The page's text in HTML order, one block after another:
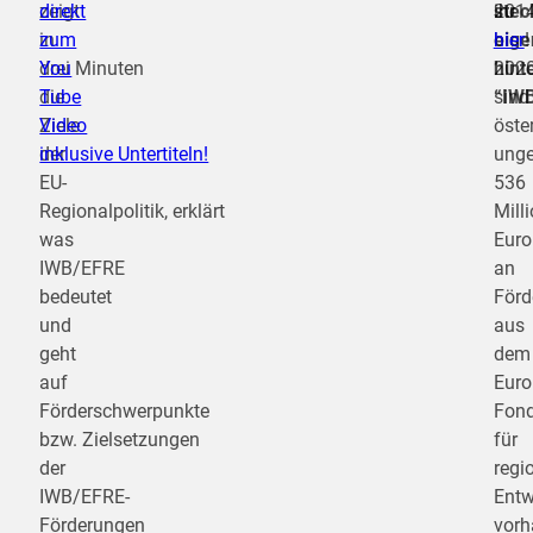
zeigt
in
drei Minuten
die
Ziele
der
EU-
Regionalpolitik, erklärt
was
IWB/EFRE
bedeutet
und
geht
auf
Förderschwerpunkte
bzw. Zielsetzungen
der
IWB/EFRE-
Förderungen
direkt
zum
You
Tube
Video
inklusive Untertiteln!
bis
sind
536
Euro
an
aus
dem
für
ihr
hier!